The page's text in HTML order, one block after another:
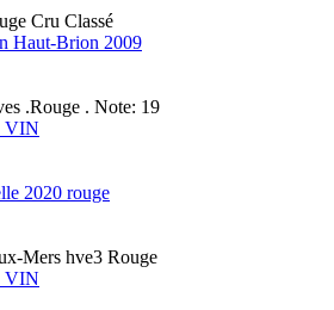
Cru Classé
Haut-Brion 2009
.Rouge . Note: 19
VIN
2020 rouge
Mers hve3 Rouge
VIN